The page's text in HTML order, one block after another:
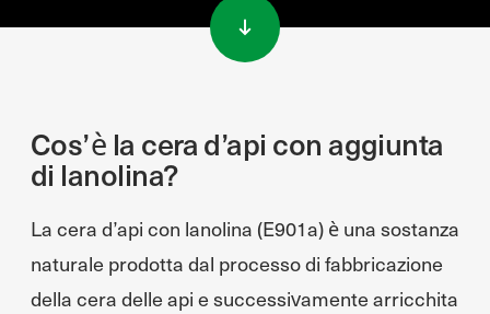
Cos’è la cera d’api con aggiunta
di lanolina?
La cera d’api con lanolina (E901a) è una sostanza
naturale prodotta dal processo di fabbricazione
della cera delle api e successivamente arricchita